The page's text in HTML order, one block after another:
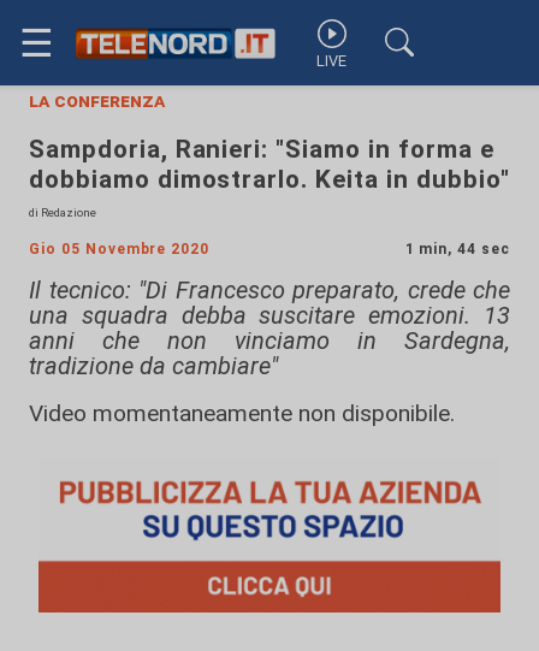
☰ LIVE
la conferenza
Sampdoria, Ranieri: "Siamo in forma e
dobbiamo dimostrarlo. Keita in dubbio"
di Redazione
Gio 05 Novembre 2020 1 min, 44 sec
Il tecnico: "Di Francesco preparato, crede che
una squadra debba suscitare emozioni. 13
anni che non vinciamo in Sardegna,
tradizione da cambiare"
Video momentaneamente non disponibile.